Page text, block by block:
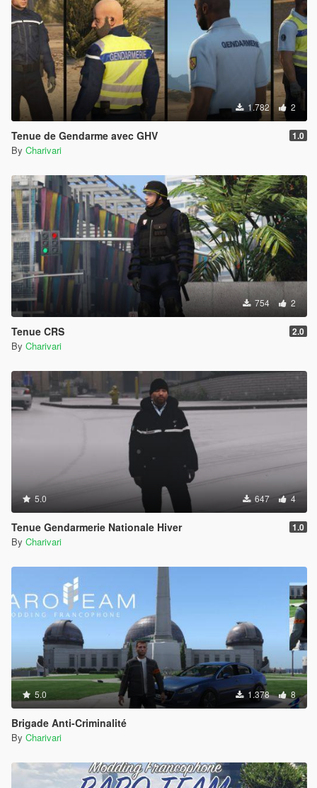
1.782 2
Tenue de Gendarme avec GHV 1.0
By Charivari
754 2
Tenue CRS 2.0
By Charivari
5.0 647 4
Tenue Gendarmerie Nationale Hiver 1.0
By Charivari
5.0 1.378 8
Brigade Anti-Criminalité
By Charivari